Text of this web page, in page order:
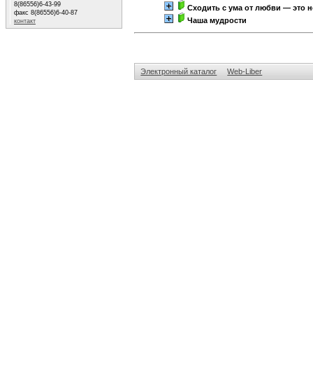
Сходить с ума от любви — это
Чаша мудрости
Электронный каталог Web-Liber
8(86556)6-43-99
факс 8(86556)6-40-87
контакт